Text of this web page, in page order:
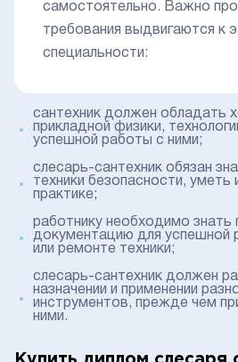
самостоятельно. Важно
требования выдвигаются к
специальности:
сантехник должен обладать
прикладной физики,
успешной работы с ними;
слесарь-сантехник обязан
техники безопасности, уметь
практике;
работнику необходимо
документацию для успешной
или ремонте техники;
слесарь-сантехник должен
назначении и применении
инструментов, прежде чем
ними.